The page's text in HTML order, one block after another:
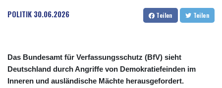
POLITIK 30.06.2026 Teilen Teilen
Das Bundesamt für Verfassungsschutz (BfV) sieht
Deutschland durch Angriffe von Demokratiefeinden im
Inneren und ausländische Mächte herausgefordert.